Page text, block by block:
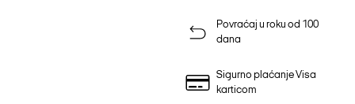
Povraćaj u roku od 100
dana
Sigurno plaćanje Visa
karticom